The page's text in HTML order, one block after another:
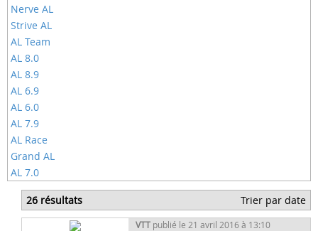
Nerve AL
Strive AL
AL Team
AL 8.0
AL 8.9
AL 6.9
AL 6.0
AL 7.9
AL Race
Grand AL
AL 7.0
26 résultats Trier par date
VTT publié le 21 avril 2016 à 13:10